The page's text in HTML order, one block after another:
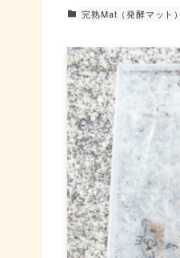
完熟Mat（発酵マット）